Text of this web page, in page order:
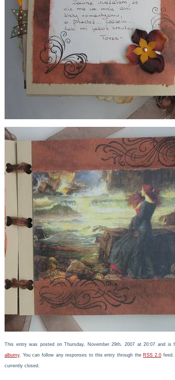
This entry was posted on Thursday, November 29th, 2007 at 20:07 and is
albumy. You can follow any responses to this entry through the RSS 2.0 feed.
currently closed.